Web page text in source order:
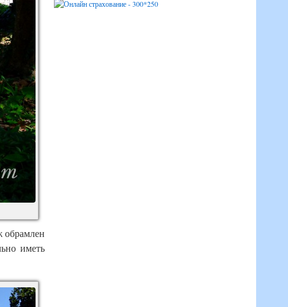
обрамлен
иметь